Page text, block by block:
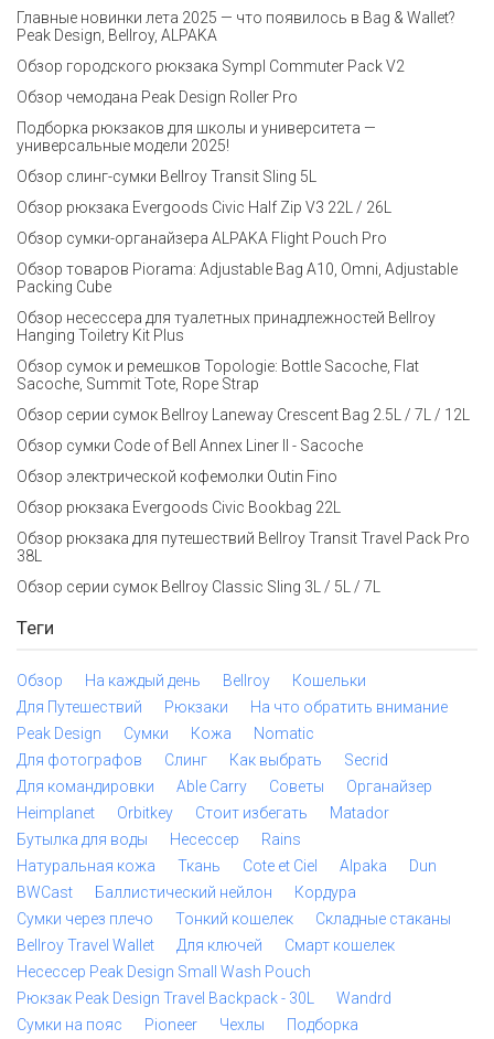
Главные новинки лета 2025 — что появилось в Bag & Wallet?
Peak Design, Bellroy, ALPAKA
Обзор городского рюкзака Sympl Commuter Pack V2
Обзор чемодана Peak Design Roller Pro
Подборка рюкзаков для школы и университета —
универсальные модели 2025!
Обзор слинг-сумки Bellroy Transit Sling 5L
Обзор рюкзака Evergoods Civic Half Zip V3 22L / 26L
Обзор сумки-органайзера ALPAKA Flight Pouch Pro
Обзор товаров Piorama: Adjustable Bag A10, Omni, Adjustable
Packing Cube
Обзор несессера для туалетных принадлежностей Bellroy
Hanging Toiletry Kit Plus
Обзор сумок и ремешков Topologie: Bottle Sacoche, Flat
Sacoche, Summit Tote, Rope Strap
Обзор серии сумок Bellroy Laneway Crescent Bag 2.5L / 7L / 12L
Обзор сумки Code of Bell Annex Liner II - Sacoche
Обзор электрической кофемолки Outin Fino
Обзор рюкзака Evergoods Civic Bookbag 22L
Обзор рюкзака для путешествий Bellroy Transit Travel Pack Pro
38L
Обзор серии сумок Bellroy Classic Sling 3L / 5L / 7L
Теги
Обзор На каждый день Bellroy
Кошельки
Для Путешествий
Рюкзаки
На что обратить внимание
Peak Design
Сумки Кожа
Nomatic
Для фотографов
Слинг Как выбрать
Secrid
Для командировки
Able Carry Советы
Органайзер
Heimplanet
Orbitkey Стоит избегать
Matador
Бутылка для воды
Несессер
Rains
Натуральная кожа
Ткань Cote et Ciel Alpaka
Dun
BWCast
Баллистический нейлон
Кордура
Сумки через плечо
Тонкий кошелек
Складные стаканы
Bellroy Travel Wallet
Для ключей
Смарт кошелек
Несессер Peak Design Small Wash Pouch
Рюкзак Peak Design Travel Backpack - 30L
Wandrd
Сумки на пояс
Pioneer Чехлы Подборка